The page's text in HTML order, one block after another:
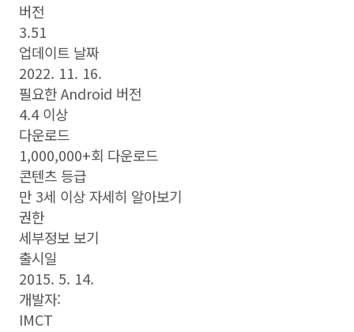
버전
3.51
업데이트 날짜
2022. 11. 16.
필요한 Android 버전
4.4 이상
다운로드
1,000,000+회 다운로드
콘텐츠 등급
만 3세 이상 자세히 알아보기
권한
세부정보 보기
출시일
2015. 5. 14.
개발자:
IMCT